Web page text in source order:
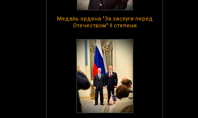
Медаль ордена "За заслуги перед
Отечеством" II степени